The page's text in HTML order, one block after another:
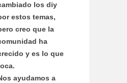
los diy
estos temas,
creo que la
ha
y es lo que
ayudamos a